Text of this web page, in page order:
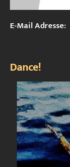
E-Mail Adresse:
Dance!